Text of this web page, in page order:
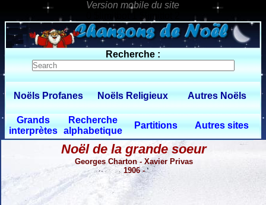
0 $limitbot 1 $limittot 2
Recherche :
Noëls Profanes Noëls Religieux Autres Noëls
Grands
interprètes
Recherche
alphabetique
Partitions Autres sites
Noël de la grande soeur
Georges Charton - Xavier Privas
1906 -